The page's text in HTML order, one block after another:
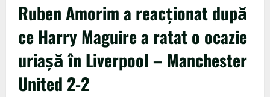
Ruben Amorim a reacționat după
ce Harry Maguire a ratat o ocazie
uriașă în Liverpool – Manchester
United 2-2